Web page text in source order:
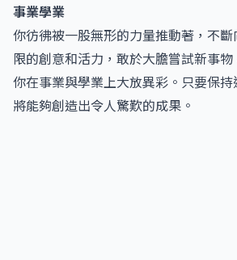
事業學業
你彷彿被一股無形的力量推動著，不
限的創意和活力，敢於大膽嘗試新事
你在事業與學業上大放異彩。只要保
將能夠創造出令人驚歎的成果。